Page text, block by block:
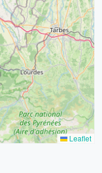
2
3
12
Leaflet